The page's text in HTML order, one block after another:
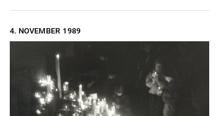
4. NOVEMBER 1989